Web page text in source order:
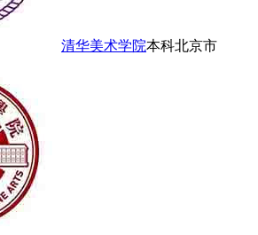
清华美术学院本科北京市